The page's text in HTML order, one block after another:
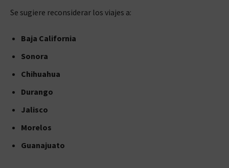
Se sugiere reconsiderar los viajes a:
Baja California
Sonora
Chihuahua
Durango
Jalisco
Morelos
Guanajuato